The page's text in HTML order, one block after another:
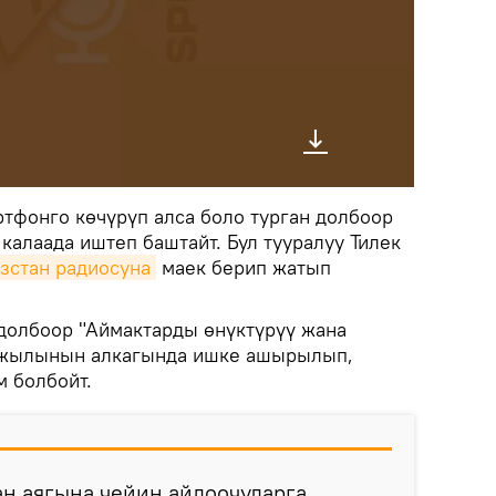
көчүрүп алса боло турган долбоор
иштеп баштайт. Бул тууралуу Тилек
радиосуна маек берип жатып
"Аймактарды өнүктүрүү жана
алкагында ишке ашырылып,
болбойт.